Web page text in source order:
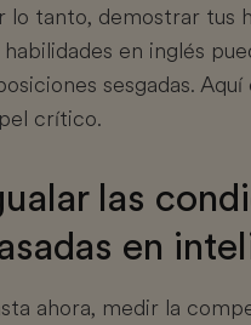
lo tanto, demostrar tus
habilidades en inglés
sesgadas.
crítico.
las
en
ahora, medir la